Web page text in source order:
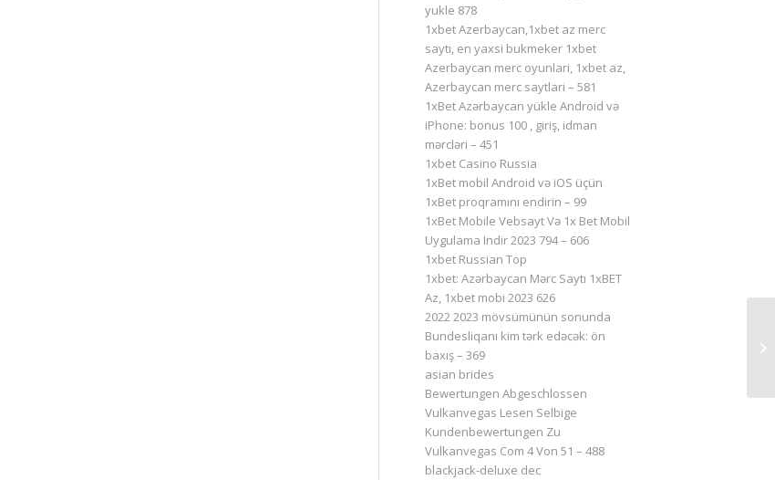
yukle 878
1xbet Azerbaycan,1xbet az merc
saytı, en yaxsi bukmeker 1xbet
Azerbaycan merc oyunlari, 1xbet az,
Azerbaycan merc saytlari – 581
1xBet Azərbaycan yükle Android və
iPhone: bonus 100 , giriş, idman
mərcləri – 451
1xbet Casino Russia
1xBet mobil Android və iOS üçün
1xBet proqramını endirin – 99
1xBet Mobile Vebsayt Və 1x Bet Mobil
Uygulama Indir 2023 794 – 606
1xbet Russian Top
1xbet: Azərbaycan Mərc Saytı 1xBET
Az, 1xbet mobi 2023 626
2022 2023 mövsümünün sonunda
Bundesliqanı kim tərk edəcək: ön
baxış – 369
asian brides
Bewertungen Abgeschlossen
Vulkanvegas Lesen Selbige
Kundenbewertungen Zu
Vulkanvegas Com 4 Von 51 – 488
blackjack-deluxe dec